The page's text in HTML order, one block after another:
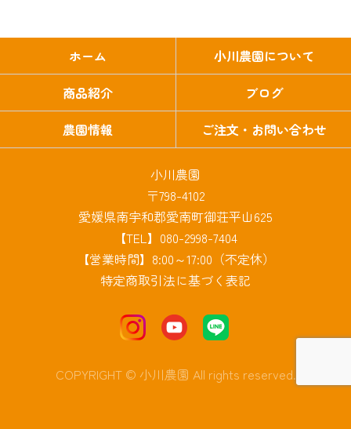
ホーム
小川農園について
商品紹介
ブログ
農園情報
ご注文・お問い合わせ
小川農園
〒798-4102
愛媛県南宇和郡愛南町御荘平山625
【TEL】080-2998-7404
【営業時間】8:00～17:00（不定休）
特定商取引法に基づく表記
COPYRIGHT © 小川農園 All rights reserved.